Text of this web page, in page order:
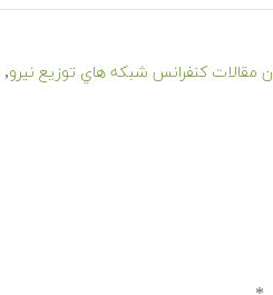
مقالات كنفرانس شبكه هاي توزيع نيرو,